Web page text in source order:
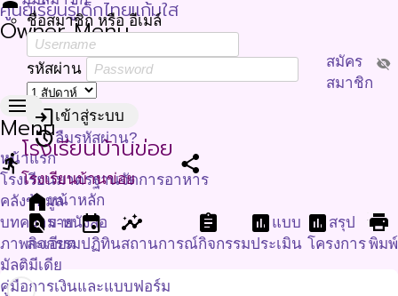
ศูนย์เรียนรู้เด็กไทยแก้มใส
Owner Menu
ชื่อสมาชิก หรือ อีเมล์
รหัสผ่าน visibility_off
loginเข้าสู่ระบบ
restoreลืมรหัสผ่าน?
สมัคร
สมาชิก
menu
Menu
หน้าแรก
โรงเรียนมาตรฐานจัดการอาหาร
คลังข้อมูล
บทความ-หนังสือ
ภาพกิจกรรม
มัลติมีเดีย
คู่มือการเงินและแบบฟอร์ม
directions_runโรงเรียนบ้านข่อย
โรงเรียนบ้านข่อย
share
homeหน้าหลัก
find_in_pageราย
ละเอียด
event
ปฏิทิน
insights
สถานการณ์
assignment
กิจกรรม
assessment แบบ
ประเมิน
assessment สรุป
โครงการ
print
พิมพ์